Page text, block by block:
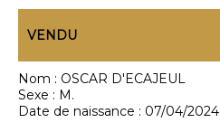
VENDU
Nom : OSCAR D'ECAJEUL
Sexe : M.
Date de naissance : 07/04/2024